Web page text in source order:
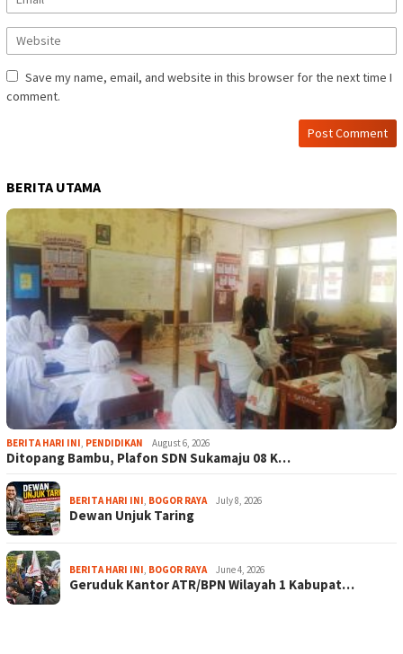
Save my name, email, and website in this browser for the next time I
comment.
BERITA UTAMA
BERITA HARI INI, PENDIDIKAN August 6, 2026
Ditopang Bambu, Plafon SDN Sukamaju 08 K…
BERITA HARI INI, BOGOR RAYA July 8, 2026
Dewan Unjuk Taring
BERITA HARI INI, BOGOR RAYA June 4, 2026
Geruduk Kantor ATR/BPN Wilayah 1 Kabupat…